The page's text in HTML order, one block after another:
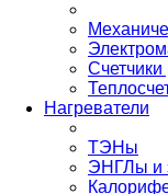
Нагреватели
ТЭНы
ЭНГЛы и